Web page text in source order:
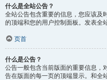
什么是全站公告？
全站公告包含重要的信息，您应该及
的顶端和您的用户控制面板。发表全
页首
什么是公告？
公告一般包含当前版面的重要信息，
告在版面的每一页的顶端显示。和全